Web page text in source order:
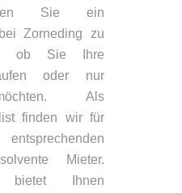
Sie ein
Zorneding zu
ob Sie Ihre
oder nur
Als
finden wir für
Mieter.
bietet Ihnen